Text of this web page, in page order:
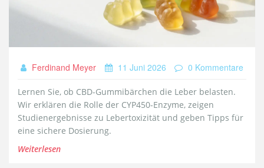
Ferdinand Meyer 11 Juni 2026 0 Kommentare
Lernen Sie, ob CBD-Gummibärchen die Leber belasten.
Wir erklären die Rolle der CYP450-Enzyme, zeigen
Studienergebnisse zu Lebertoxizität und geben Tipps für
eine sichere Dosierung.
Weiterlesen